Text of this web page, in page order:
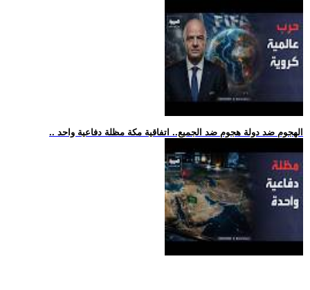
.. الهجوم ضد دولة هجوم ضد الجميع.. اتفاقية مكة مظلة دفاعية واحد